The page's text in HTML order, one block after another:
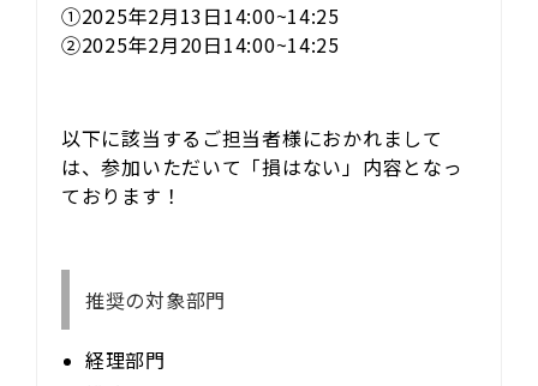
①2025年2月13日14:00~14:25
②2025年2月20日14:00~14:25
以下に該当するご担当者様におかれまして
は、参加いただいて「損はない」内容となっ
ております！
推奨の対象部門
経理部門